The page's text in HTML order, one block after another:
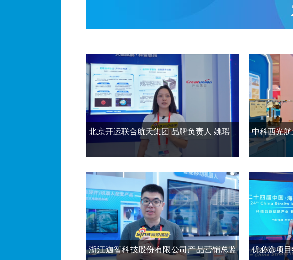
从“海创会”看福建科创融合新图景
中国科学技术大学将作为主宾高校参加
福建华清电子材料全产业链成果集中亮
北京开运联合航天集团 品牌负责人 姚瑶 中科西光
浙江迦智科技股份有限公司产品营销总监
优必选项